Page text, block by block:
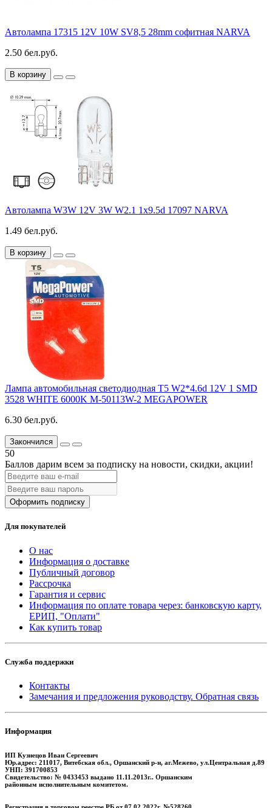
Автолампа 17315 12V 10W SV8,5 28mm софитная NARVA
2.50 бел.руб.
В корзину
Автолампа W3W 12V 3W W2.1 1x9.5d 17097 NARVA
1.49 бел.руб.
В корзину
Лампа автомобильная светодиодная T5 W2*4.6d 12V 1 SMD
3528 WHITE 6000K M-50113W-2 MEGAPOWER
6.30 бел.руб.
Закончился
50
Баллов дарим всем за подписку на новости, скидки, акции!
Оформить подписку
Для покупателей
О нас
Информация о доставке
Публичный договор
Рассрочка
Гарантия и сервис
Информация по оплате товара через: банковскую карту,
ЕРИП, "Оплати"
Как купить товар
Служба поддержки
Контакты
Замечания и предложения руководству. Обратная связь
Информация
ИП Кузнецов Иван Сергеевич
Юр.адрес: 211017, Витебская обл., Оршанский р-н, аг.Межево, ул.Центральная д.89
УНП: 391700853
Свидетельство: № 0433453 выдано 11.11.2013г.. Оршанским
районным исполнительным комитетом.